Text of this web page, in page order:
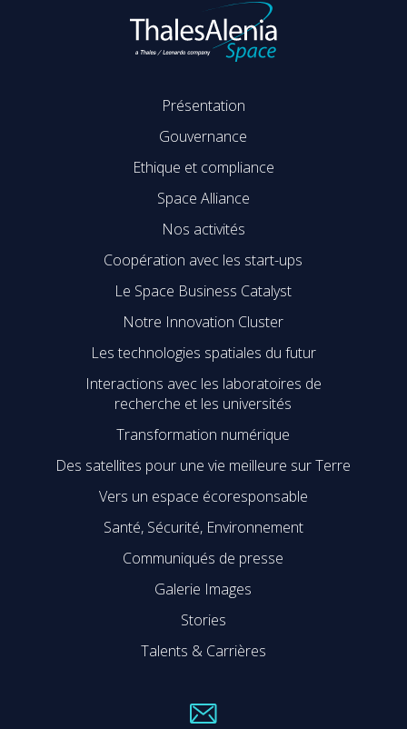
Présentation
Gouvernance
Ethique et compliance
Space Alliance
Nos activités
Coopération avec les start-ups
Le Space Business Catalyst
Notre Innovation Cluster
Les technologies spatiales du futur
Interactions avec les laboratoires de
recherche et les universités
Transformation numérique
Des satellites pour une vie meilleure sur Terre
Vers un espace écoresponsable
Santé, Sécurité, Environnement
Communiqués de presse
Galerie Images
Stories
Talents & Carrières